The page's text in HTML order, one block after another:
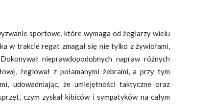
sportowe, które wymaga od żeglarzy wielu
w trakcie regat zmagał się nie tylko z żywiołami,
nieprawdopodobnych napraw różnych
żeglował z połamanymi żebrami, a przy tym
udowadniając, że umiejętności taktyczne oraz
czym zyskał kibiców i sympatyków na całym